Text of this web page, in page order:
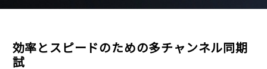
効率とスピードのための多チャンネル同期
試